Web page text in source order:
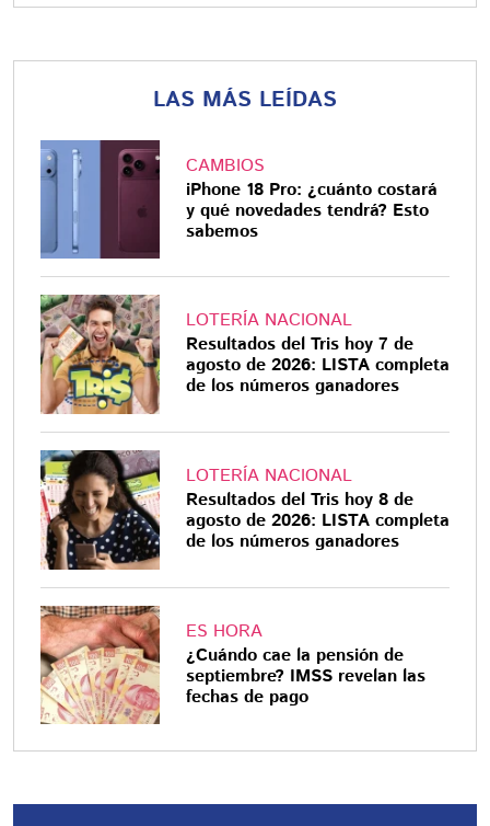
LAS MÁS LEÍDAS
CAMBIOS
iPhone 18 Pro: ¿cuánto costará
y qué novedades tendrá? Esto
sabemos
LOTERÍA NACIONAL
Resultados del Tris hoy 7 de
agosto de 2026: LISTA completa
de los números ganadores
LOTERÍA NACIONAL
Resultados del Tris hoy 8 de
agosto de 2026: LISTA completa
de los números ganadores
ES HORA
¿Cuándo cae la pensión de
septiembre? IMSS revelan las
fechas de pago